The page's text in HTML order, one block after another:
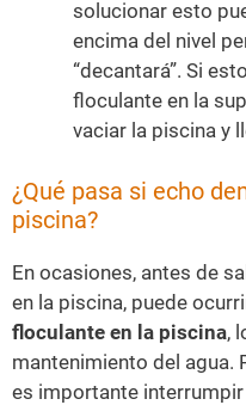
solucionar esto
encima del nivel
“decantará”. Si
floculante en la
vaciar la piscina y
¿Qué pasa si echo
piscina?
En ocasiones, antes de
en la piscina, puede
floculante en la piscina,
mantenimiento del agua.
es importante